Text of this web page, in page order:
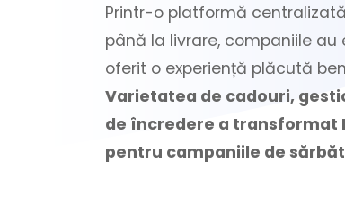
Printr-o platformă
până la livrare, companiile
oferit o experiență plăcută
Varietatea de cadouri,
de încredere a transformat
pentru campaniile de